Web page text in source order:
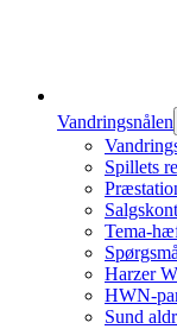
Vandringsnålen
Spillets
Tema-
Harzer
HWN-
Sund